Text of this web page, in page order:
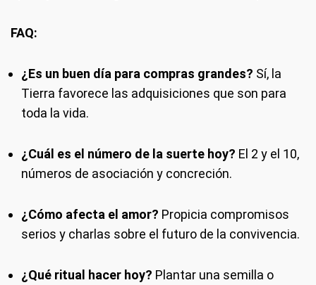
FAQ:
¿Es un buen día para compras grandes? Sí, la
Tierra favorece las adquisiciones que son para
toda la vida.
¿Cuál es el número de la suerte hoy? El 2 y el 10,
números de asociación y concreción.
¿Cómo afecta el amor? Propicia compromisos
serios y charlas sobre el futuro de la convivencia.
¿Qué ritual hacer hoy? Plantar una semilla o